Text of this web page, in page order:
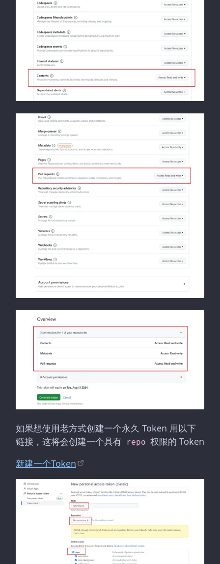
如果想使用老方式创建一个永久 Token 用以下
链接，这将会创建一个具有 repo 权限的 Token
新建一个Token